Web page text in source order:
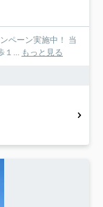
ペーン実施中！ 当
１... もっと見る